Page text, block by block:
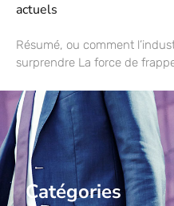
actuels
Résumé, ou comment
surprendre La force de
Catégories